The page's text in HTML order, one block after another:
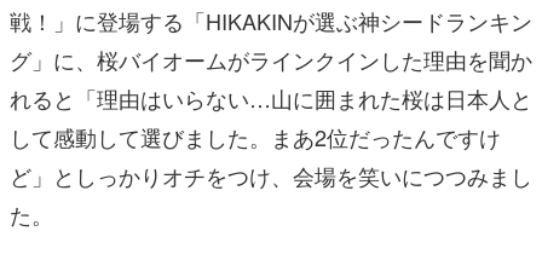
戦！」に登場する「HIKAKINが選ぶ神シードランキン
グ」に、桜バイオームがラインクインした理由を聞か
れると「理由はいらない…山に囲まれた桜は日本人と
して感動して選びました。まあ2位だったんですけ
ど」としっかりオチをつけ、会場を笑いにつつみまし
た。